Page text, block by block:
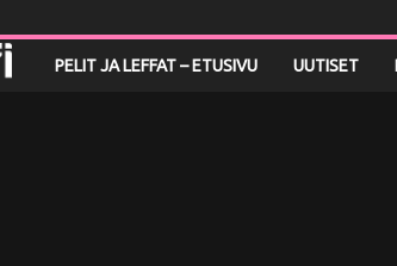
PELIT JA LEFFAT – ETUSIVU UUTISET